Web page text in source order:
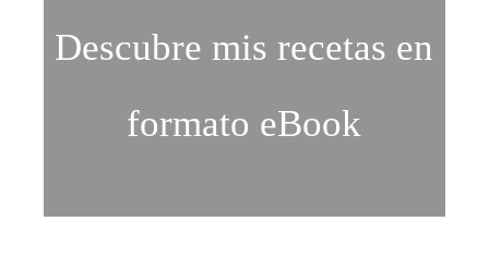
Descubre mis recetas en
formato eBook